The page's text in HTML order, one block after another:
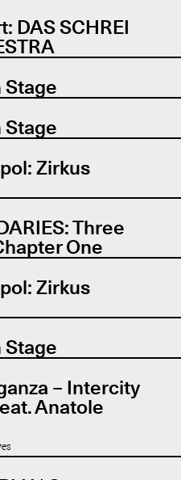
DAS SCHREI
Stage
Stage
Zirkus
Three
One
Zirkus
Stage
– Intercity
Anatole